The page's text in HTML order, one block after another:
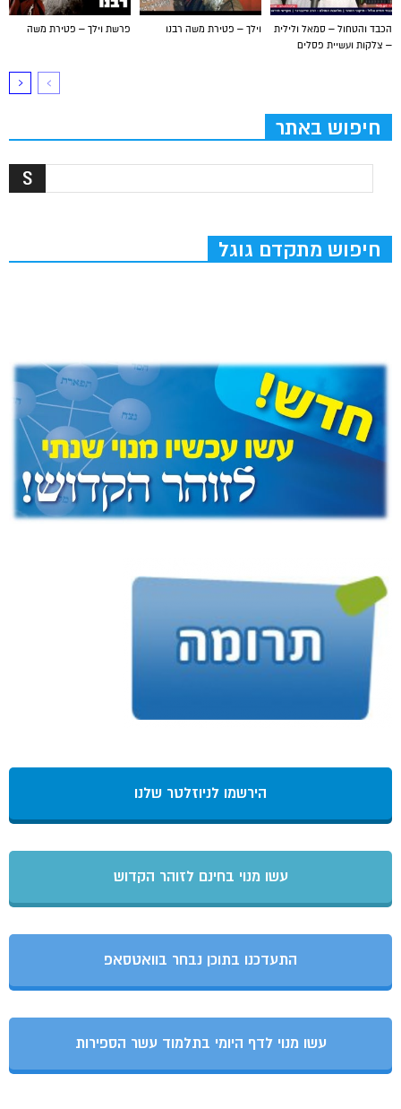
פרשת וילך – פטירת משה וילך – פטירת משה רבנו
הכבד והטחול – סמאל ולילית
– צלקות ועשיית פסלים
חיפוש באתר
חיפוש מתקדם גוגל
הירשמו לניוזלטר שלנו
עשו מנוי בחינם לזוהר הקדוש
התעדכנו בתוכן נבחר בוואטסאפ
עשו מנוי לדף היומי בתלמוד עשר הספירות